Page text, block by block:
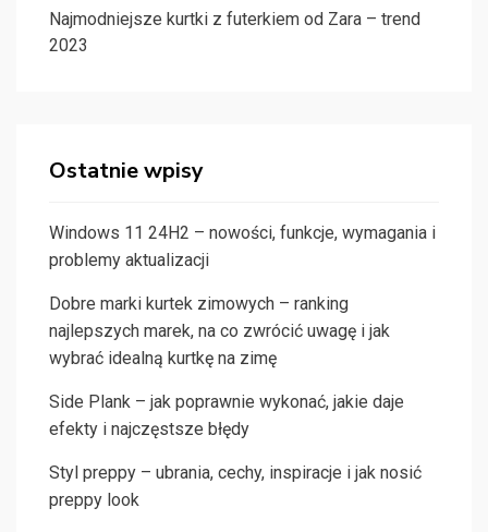
Najmodniejsze kurtki z futerkiem od Zara – trend
2023
Ostatnie wpisy
Windows 11 24H2 – nowości, funkcje, wymagania i
problemy aktualizacji
Dobre marki kurtek zimowych – ranking
najlepszych marek, na co zwrócić uwagę i jak
wybrać idealną kurtkę na zimę
Side Plank – jak poprawnie wykonać, jakie daje
efekty i najczęstsze błędy
Styl preppy – ubrania, cechy, inspiracje i jak nosić
preppy look